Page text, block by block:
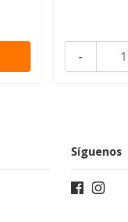
-
Síguenos